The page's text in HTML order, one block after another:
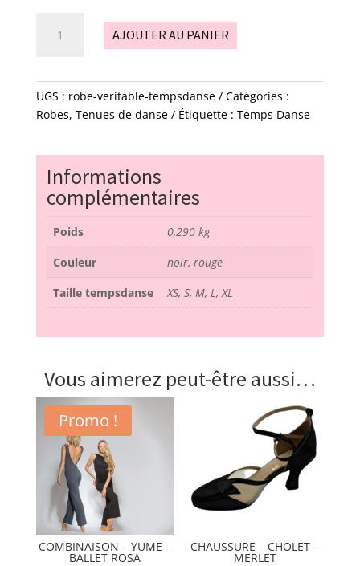
Véritable
-
AJOUTER AU PANIER
UGS : robe-veritable-tempsdanse
Catégories :
Robes, Tenues de danse Étiquette : Temps Danse
Informations
complémentaires
Poids
0,290 kg
Couleur
noir, rouge
Taille tempsdanse
XS, S, M, L, XL
Vous aimerez peut-être aussi…
Promo !
COMBINAISON – YUME –
BALLET ROSA
CHAUSSURE – CHOLET –
MERLET